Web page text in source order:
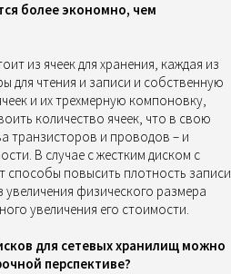
более экономно, чем
из ячеек для хранения, каждая из
для чтения и записи и собственную
и их трехмерную компоновку,
количество ячеек, что в свою
транзисторов и проводов – и
В случае с жестким диском с
повысить плотность записи
увеличения физического размера
увеличения его стоимости.
для сетевых хранилищ можно
перспективе?